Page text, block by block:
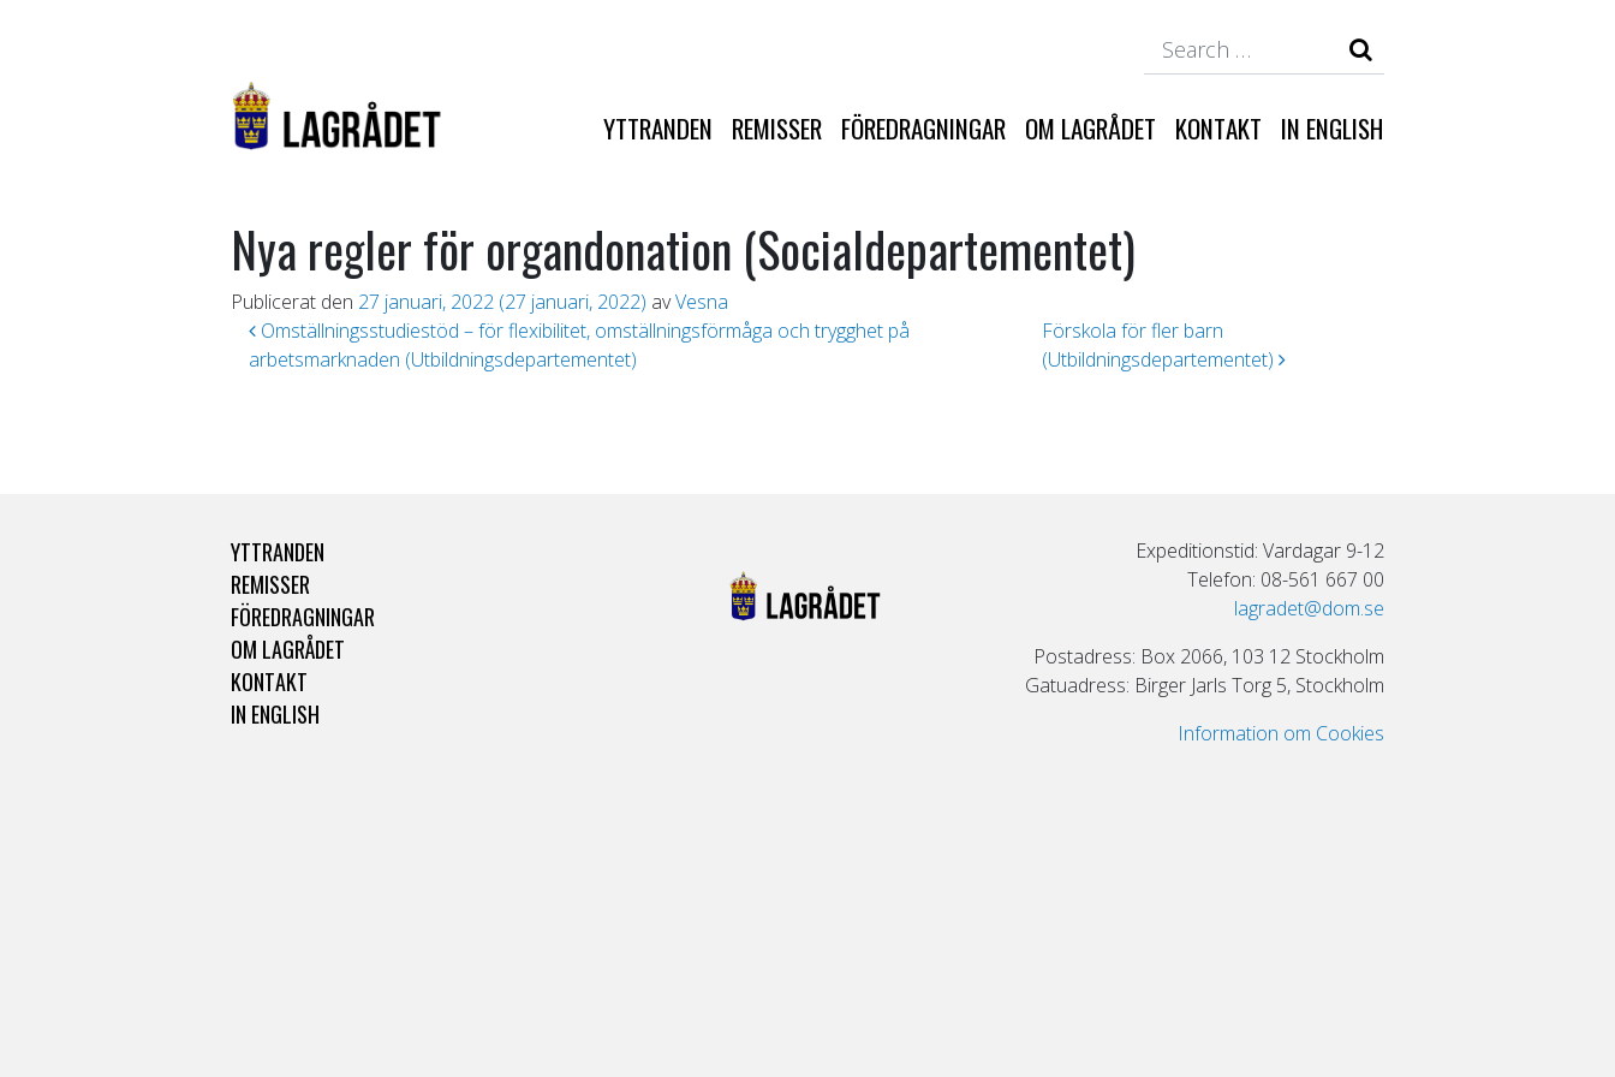
YTTRANDEN REMISSER FÖREDRAGNINGAR OM LAGRÅDET KONTAKT IN ENGLISH
Nya regler för organdonation (Socialdepartementet)
Publicerat den 27 januari, 2022 (27 januari, 2022) avVesna
Inläggsnavigering
Omställningsstudiestöd – för flexibilitet, omställningsförmåga och trygghet på
arbetsmarknaden (Utbildningsdepartementet)
Förskola för fler barn
(Utbildningsdepartementet)
YTTRANDEN
REMISSER
FÖREDRAGNINGAR
OM LAGRÅDET
KONTAKT
IN ENGLISH
Expeditionstid: Vardagar 9-12
Telefon: 08-561 667 00
lagradet@dom.se
Postadress: Box 2066, 103 12 Stockholm
Gatuadress: Birger Jarls Torg 5, Stockholm
Information om Cookies